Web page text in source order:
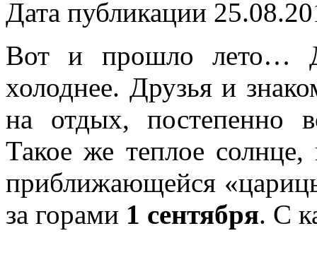
Дата публикации
Вот и прошло лето…
холоднее. Друзья и
на отдых, постепенно
Такое же теплое
приближающейся
за горами 1 сентября. С